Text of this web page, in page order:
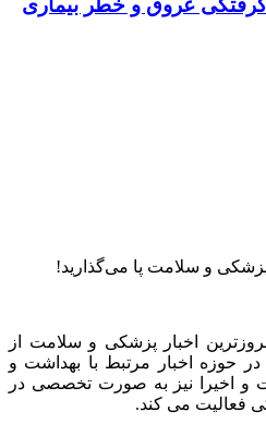
عروق و خطر بیماری
و سلامت پا می‌گذارید!
اخبار پزشکی و سلامت از
در حوزه اخبار مرتبط با بهداشت و
و اخیرا نیز به صورت تخصصی در
فعالیت می کند.